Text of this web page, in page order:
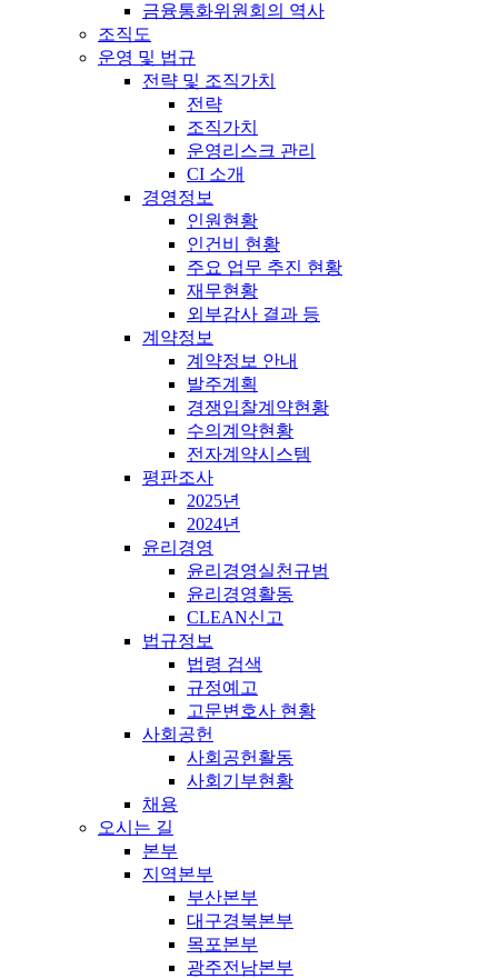
금융통화위원회의 역사
조직도
운영 및 법규
전략 및 조직가치
전략
조직가치
운영리스크 관리
CI 소개
경영정보
인원현황
인건비 현황
주요 업무 추진 현황
재무현황
외부감사 결과 등
계약정보
계약정보 안내
발주계획
경쟁입찰계약현황
수의계약현황
전자계약시스템
평판조사
2025년
2024년
윤리경영
윤리경영실천규범
윤리경영활동
CLEAN신고
법규정보
법령 검색
규정예고
고문변호사 현황
사회공헌
사회공헌활동
사회기부현황
채용
오시는 길
본부
지역본부
부산본부
대구경북본부
목포본부
광주전남본부